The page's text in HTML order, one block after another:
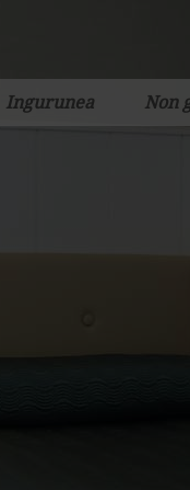
Ingurunea Non